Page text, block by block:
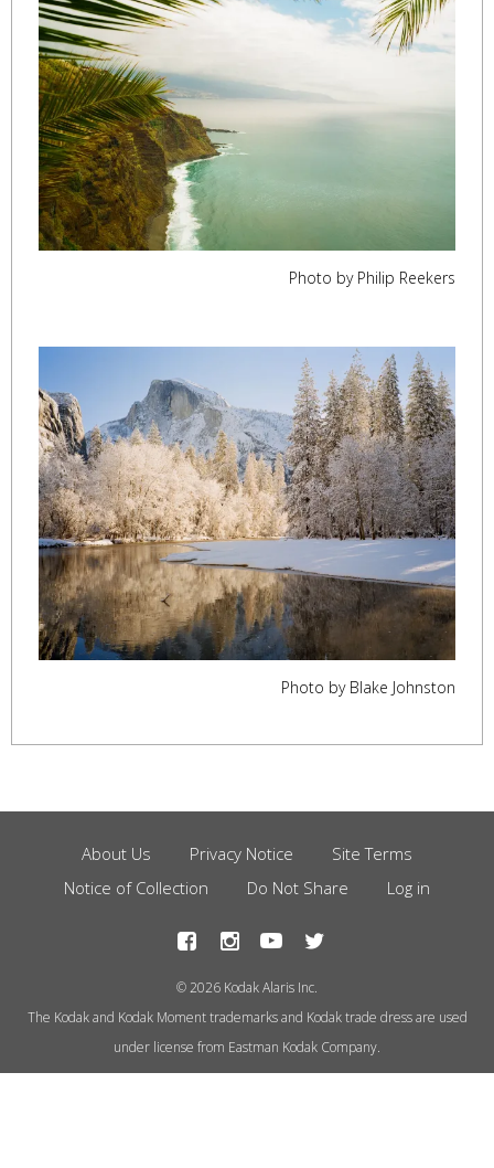
Photo by Philip Reekers
Photo by Blake Johnston
,
Footer
Menu
About Us Privacy Notice
Site Terms
Notice of Collection
Do Not Share Log in
© 2026 Kodak Alaris Inc.
The Kodak and Kodak Moment trademarks and Kodak trade dress are used
under license from Eastman Kodak Company.